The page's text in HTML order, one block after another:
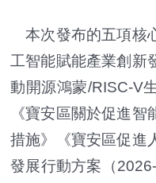
本次發布的五項核
工智能賦能產業創新
動開源鴻蒙/RISC-V
《寶安區關於促進
措施》《寶安區促進
發展行動方案（